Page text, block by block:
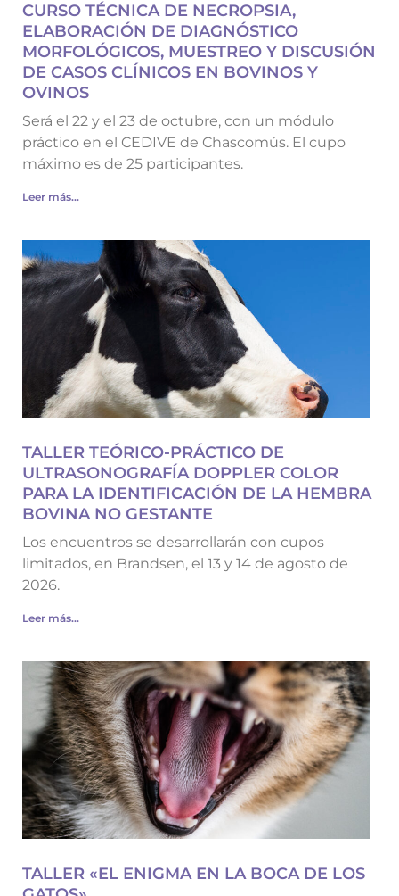
CURSO TÉCNICA DE NECROPSIA,
ELABORACIÓN DE DIAGNÓSTICO
MORFOLÓGICOS, MUESTREO Y DISCUSIÓN
DE CASOS CLÍNICOS EN BOVINOS Y
OVINOS
Será el 22 y el 23 de octubre, con un módulo
práctico en el CEDIVE de Chascomús. El cupo
máximo es de 25 participantes.
Leer más...
TALLER TEÓRICO-PRÁCTICO DE
ULTRASONOGRAFÍA DOPPLER COLOR
PARA LA IDENTIFICACIÓN DE LA HEMBRA
BOVINA NO GESTANTE
Los encuentros se desarrollarán con cupos
limitados, en Brandsen, el 13 y 14 de agosto de
2026.
Leer más...
TALLER «EL ENIGMA EN LA BOCA DE LOS